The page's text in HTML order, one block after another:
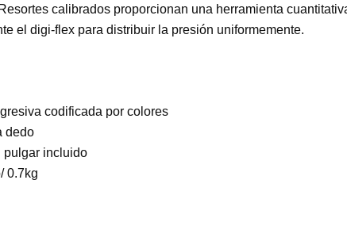
calibrados proporcionan una herramienta
el digi-flex para distribuir la presión uniformemente.
codificada por colores
dedo
pulgar incluido
0.7kg